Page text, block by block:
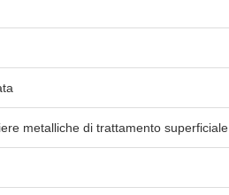
metalliche di trattamento superficiale